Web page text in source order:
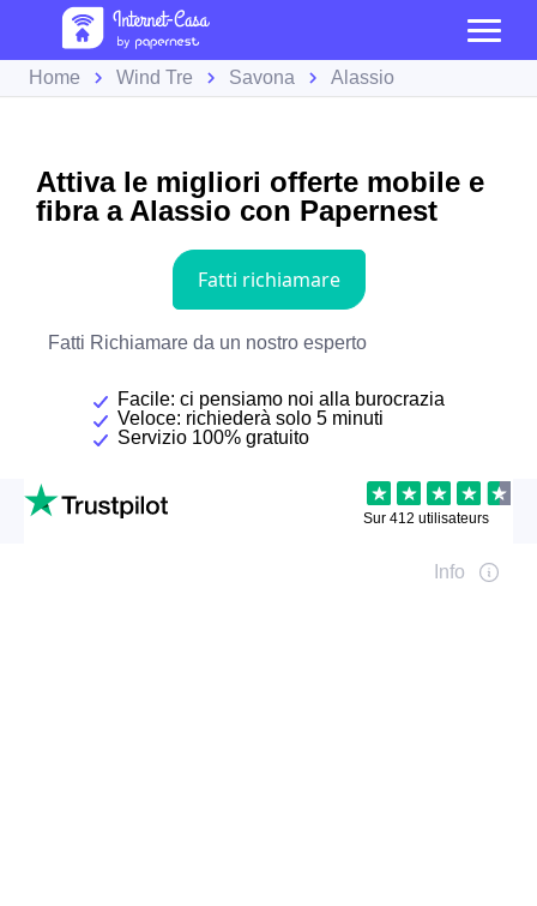
Home Wind Tre Savona Alassio